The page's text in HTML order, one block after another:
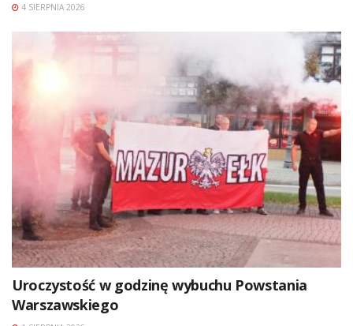
4 SIERPNIA 2026
Uroczystość w godzinę wybuchu Powstania
Warszawskiego